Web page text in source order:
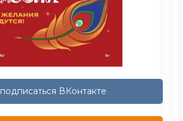
подписаться ВКонтакте